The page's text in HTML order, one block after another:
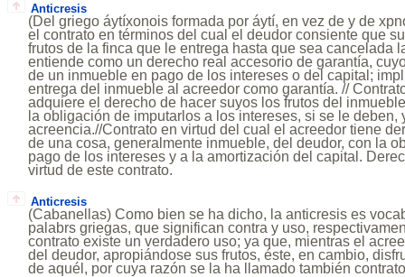
Anticresis
(Del griego áytíxonois formada por áytí, en vez de y de
el contrato en términos del cual el deudor consiente que
frutos de la finca que le entrega hasta que sea cancelada
entiende como un derecho real accesorio de garantía,
de un inmueble en pago de los intereses o del capital;
entrega del inmueble al acreedor como garantía. //
adquiere el derecho de hacer suyos los frutos del
la obligación de imputarlos a los intereses, si se le
acreencia.//Contrato en virtud del cual el acreedor tiene
de una cosa, generalmente inmueble, del deudor, con la
pago de los intereses y a la amortización del capital.
virtud de este contrato.
Anticresis
(Cabanellas) Como bien se ha dicho, la anticresis es
palabrs griegas, que significan contra y uso,
contrato existe un verdadero uso; ya que, mientras el
del deudor, apropiándose sus frutos, éste, en cambio,
de aquél, por cuya razón se la ha llamado también